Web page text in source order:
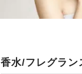
香水/フレグラン